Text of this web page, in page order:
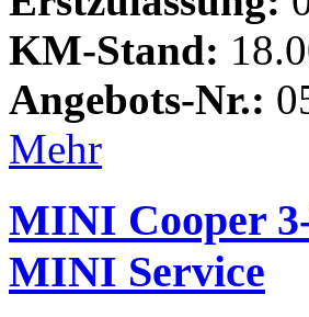
KM-Stand:
Angebots-Nr.:
Mehr
MINI Cooper
MINI Service